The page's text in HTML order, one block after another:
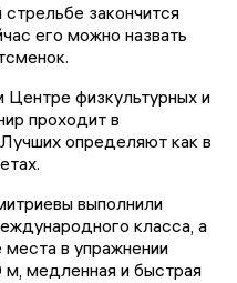
закончится
его можно назвать
Центре физкультурных и
проходит в
определяют как в
выполнили
класса, а
места в упражнении
м, медленная и быстрая